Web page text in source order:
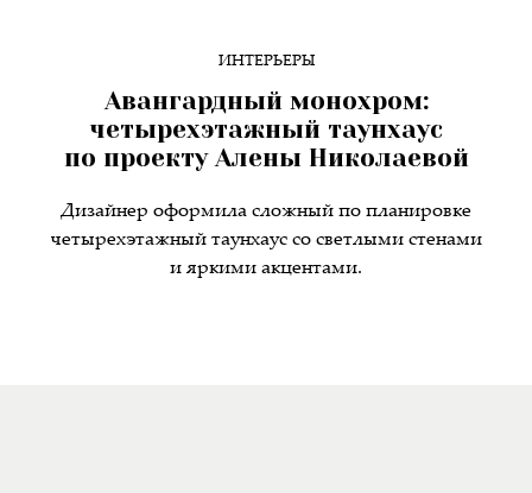
ИНТЕРЬЕРЫ
Авангардный монохром:
четырехэтажный таунхаус
по проекту Алены Николаевой
Дизайнер оформила сложный по планировке
четырехэтажный таунхаус со светлыми стенами
и яркими акцентами.